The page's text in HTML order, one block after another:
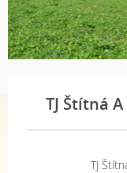
TJ Štítná
TJ